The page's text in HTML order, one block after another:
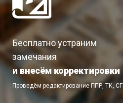
Бесплатно устраним
замечания
и внесём корректировки
Проведём редактирование ППР, ТК,